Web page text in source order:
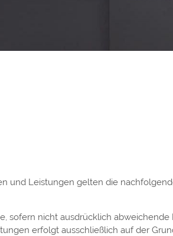
und Leistungen gelten die
sofern nicht ausdrücklich
erfolgt ausschließlich auf der